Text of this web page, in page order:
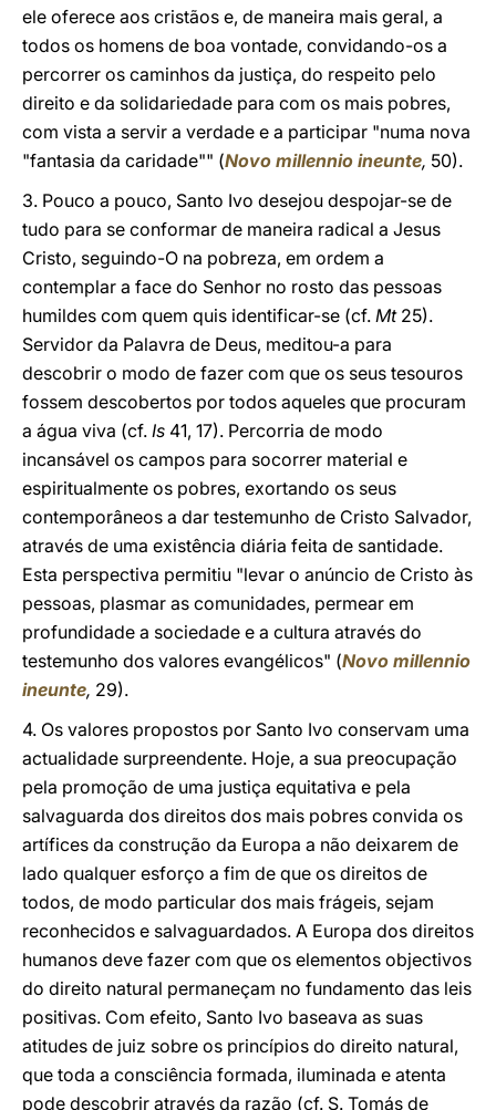
ele oferece aos cristãos e, de maneira mais geral, a
todos os homens de boa vontade, convidando-os a
percorrer os caminhos da justiça, do respeito pelo
direito e da solidariedade para com os mais pobres,
com vista a servir a verdade e a participar "numa nova
"fantasia da caridade"" (Novo millennio ineunte, 50).
3. Pouco a pouco, Santo Ivo desejou despojar-se de
tudo para se conformar de maneira radical a Jesus
Cristo, seguindo-O na pobreza, em ordem a
contemplar a face do Senhor no rosto das pessoas
humildes com quem quis identificar-se (cf. Mt 25).
Servidor da Palavra de Deus, meditou-a para
descobrir o modo de fazer com que os seus tesouros
fossem descobertos por todos aqueles que procuram
a água viva (cf. Is 41, 17). Percorria de modo
incansável os campos para socorrer material e
espiritualmente os pobres, exortando os seus
contemporâneos a dar testemunho de Cristo Salvador,
através de uma existência diária feita de santidade.
Esta perspectiva permitiu "levar o anúncio de Cristo às
pessoas, plasmar as comunidades, permear em
profundidade a sociedade e a cultura através do
testemunho dos valores evangélicos" (Novo millennio
ineunte, 29).
4. Os valores propostos por Santo Ivo conservam uma
actualidade surpreendente. Hoje, a sua preocupação
pela promoção de uma justiça equitativa e pela
salvaguarda dos direitos dos mais pobres convida os
artífices da construção da Europa a não deixarem de
lado qualquer esforço a fim de que os direitos de
todos, de modo particular dos mais frágeis, sejam
reconhecidos e salvaguardados. A Europa dos direitos
humanos deve fazer com que os elementos objectivos
do direito natural permaneçam no fundamento das leis
positivas. Com efeito, Santo Ivo baseava as suas
atitudes de juiz sobre os princípios do direito natural,
que toda a consciência formada, iluminada e atenta
pode descobrir através da razão (cf. S. Tomás de